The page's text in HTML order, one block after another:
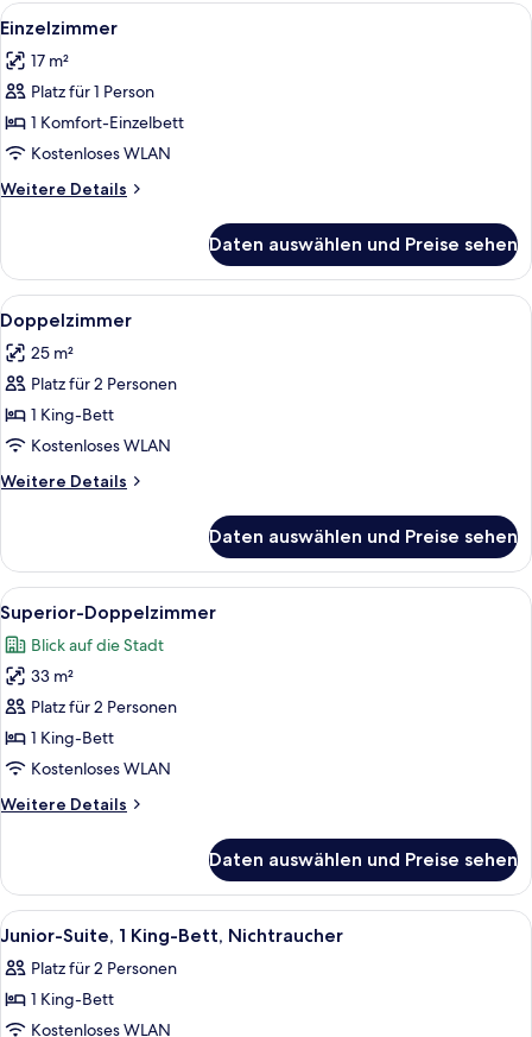
Alle
Fotos
für
Einzelzimmer
anzeigen
Ein Hotelzimmer mit einem
5
Einzelzimmer
17 m²
Platz für 1 Person
1 Komfort-Einzelbett
Kostenloses WLAN
Weitere Details
Weitere
Daten auswählen und Preise sehen
Alle
Fotos
für
Doppelzimmer
anzeigen
Ein modernes Hotelzimmer mit Bett,
4
Doppelzimmer
25 m²
Platz für 2 Personen
1 King-Bett
Kostenloses WLAN
Weitere Details
Weitere
Daten auswählen und Preise sehen
Alle
Fotos
für
Superior-
Doppelzimmer
anzeigen
Ein modernes Hotelzimmer mit
6
Superior-Doppelzimmer
Blick auf die Stadt
33 m²
Platz für 2 Personen
1 King-Bett
Kostenloses WLAN
Weitere Details
Weitere
Doppelzimmer
Daten auswählen und Preise sehen
Alle
Fotos
für
Junior-
Ein Hotelzimmer mit einem Bett,
5
Junior-Suite, 1 King-Bett, Nichtraucher
Platz für 2 Personen
1 King-Bett
Kostenloses WLAN